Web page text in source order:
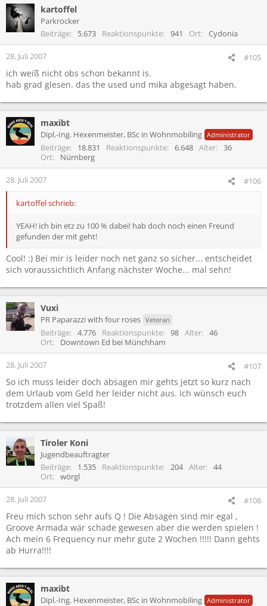
kartoffel
Parkrocker
Beiträge
5.673 Reaktionspunkte 941 Ort Cydonia
28. Juli 2007 #105
ich weiß nicht obs schon bekannt is.
hab grad glesen. das the used und mika abgesagt haben.
maxibt
Dipl.-Ing. Hexenmeister, BSc in Wohnmobiling Administrator
Beiträge 18.831 Reaktionspunkte 6.648 Alter
36
Ort
Nürnberg
28. Juli 2007 #106
kartoffel schrieb:
YEAH! ich bin etz zu 100 % dabei! hab doch noch einen Freund
gefunden der mit geht!
Cool! :) Bei mir is leider noch net ganz so sicher... entscheidet
sich voraussichtlich Anfang nächster Woche... mal sehn!
Vuxi
PR Paparazzi with four roses Veteran
Beiträge 4.776 Reaktionspunkte 98 Alter
46
Ort
Downtown Ed bei Münchham
28. Juli 2007 #107
So ich muss leider doch absagen mir gehts jetzt so kurz nach
dem Urlaub vom Geld her leider nicht aus. Ich wünsch euch
trotzdem allen viel Spaß!
Tiroler Koni
Jugendbeauftragter
Beiträge
1.535 Reaktionspunkte 204 Alter
44
Ort
wörgl
28. Juli 2007 #108
Freu mich schon sehr aufs Q ! Die Absagen sind mir egal ,
Groove Armada wär schade gewesen aber die werden spielen !
Ach mein 6 Frequency nur mehr gute 2 Wochen !!!!! Dann gehts
ab Hurra!!!!
maxibt
Dipl.-Ing. Hexenmeister, BSc in Wohnmobiling Administrator